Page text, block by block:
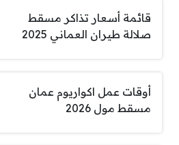
قائمة أسعار تذاكر مسقط
صلالة طيران العماني 2025
أوقات عمل اكواريوم عمان
مسقط مول 2026